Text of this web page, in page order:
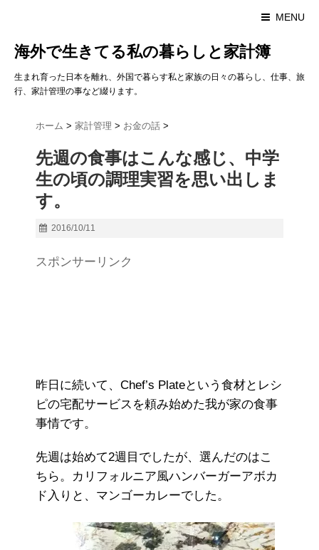
MENU
海外で生きてる私の暮らしと家計簿
生まれ育った日本を離れ、外国で暮らす私と家族の日々の暮らし、仕事、旅
行、家計管理の事など綴ります。
ホーム > 家計管理 > お金の話 >
先週の食事はこんな感じ、中学
生の頃の調理実習を思い出しま
す。
2016/10/11
スポンサーリンク
昨日に続いて、Chef’s Plateという食材とレシ
ピの宅配サービスを頼み始めた我が家の食事
事情です。
先週は始めて2週目でしたが、選んだのはこ
ちら。カリフォルニア風ハンバーガーアボカ
ド入りと、マンゴーカレーでした。